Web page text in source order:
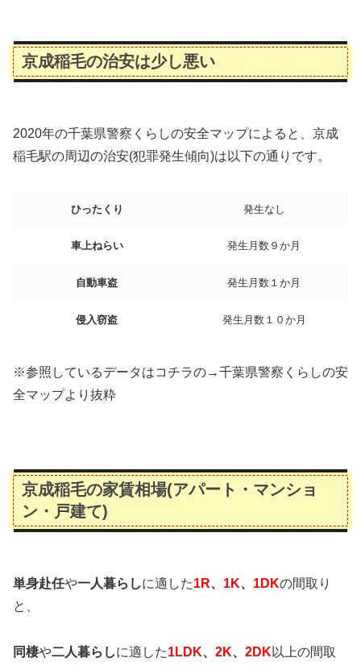
京成稲毛の治安は少し悪い
2020年の千葉県警察くらしの安全マップによると、京成
稲毛駅の周辺の治安(犯罪発生傾向)は以下の通りです。
ひったくり 発生なし
車上ねらい 発生月数９か月
自動車盗 発生月数１か月
侵入窃盗 発生月数１０か月
※参照しているデータはコチラの→千葉県警察くらしの安
全マップより抜粋
京成稲毛の家賃相場(アパート・マンショ
ン・戸建て)
単身赴任や一人暮らしに適した1R、 1K、 1DKの間取り
と、
同棲や二人暮らしに適した1LDK、 2K、 2DK 以上の間取